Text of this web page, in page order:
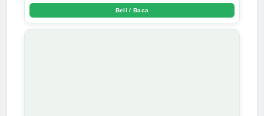
Beli / Baca